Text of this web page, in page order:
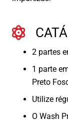
2 partes
1 parte
Preto
Utilize
O Wash